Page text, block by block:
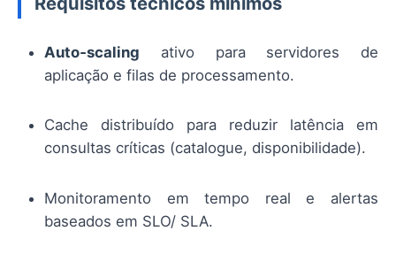
Auto‑scaling ativo para servidores de
aplicação e filas de processamento.
Cache distribuído para reduzir latência em
consultas críticas (catalogue, disponibilidade).
Monitoramento em tempo real e alertas
baseados em SLO/ SLA.